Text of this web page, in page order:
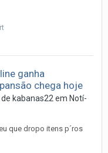
ganha
chega hoje
kabanas22 em Notí­
que dropo itens p´ros